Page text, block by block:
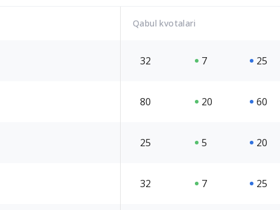
Qabul kvotalari
32 7 25
80 20 60
25 5 20
32 7 25